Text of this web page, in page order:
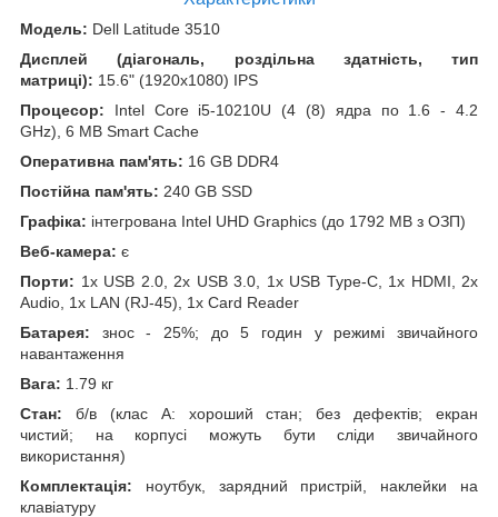
Модель: Dell Latitude 3510
Дисплей (діагональ, роздільна здатність, тип
матриці): 15.6" (1920x1080) IPS
Процесор: Intel Core i5-10210U (4 (8) ядра по 1.6 - 4.2
GHz), 6 MB Smart Cache
Оперативна пам'ять: 16 GB DDR4
Постійна пам'ять: 240 GB SSD
Графіка: інтегрована Intel UHD Graphics (до 1792 MB з ОЗП)
Веб-камера: є
Порти: 1x USB 2.0, 2x USB 3.0, 1x USB Type-C, 1x HDMI, 2x
Audio, 1x LAN (RJ-45), 1x Card Reader
Батарея: знос - 25%; до 5 годин у режимі звичайного
навантаження
Вага: 1.79 кг
Стан: б/в (клас А: хороший стан; без дефектів; екран
чистий; на корпусі можуть бути сліди звичайного
використання)
Комплектація: ноутбук, зарядний пристрій, наклейки на
клавіатуру